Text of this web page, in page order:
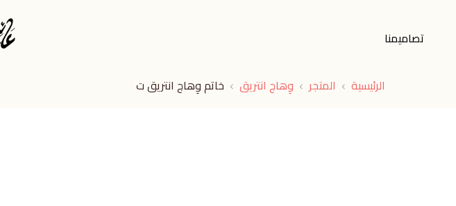
تصاميمنا
الرئيسية المتجر وِهاج انتريق خاتم وِهاج انتريق ت